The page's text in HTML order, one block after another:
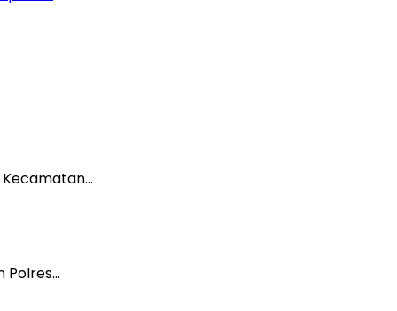
Polres…